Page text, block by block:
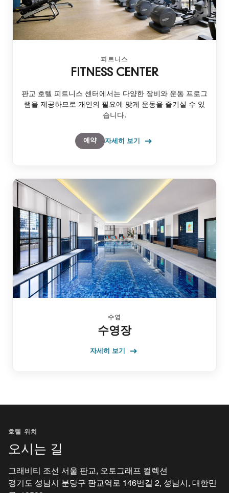
피트니스
FITNESS CENTER
판교 호텔 피트니스 센터에서는 다양한 장비와 운동 프로그
램을 제공하므로 개인의 필요에 맞게 운동을 즐기실 수 있
습니다.
예약 자세히 보기
수영
수영장
자세히 보기
호텔 위치
오시는 길
그래비티 조선 서울 판교, 오토그래프 컬렉션
경기도 성남시 분당구 판교역로 146번길 2, 성남시, 대한민